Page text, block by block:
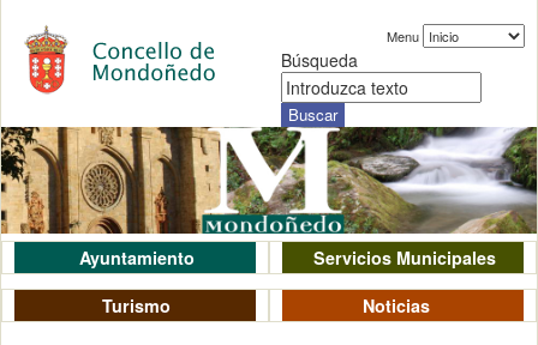
Menu
Búsqueda
Ayuntamiento
Servicios Municipales
Turismo
Noticias